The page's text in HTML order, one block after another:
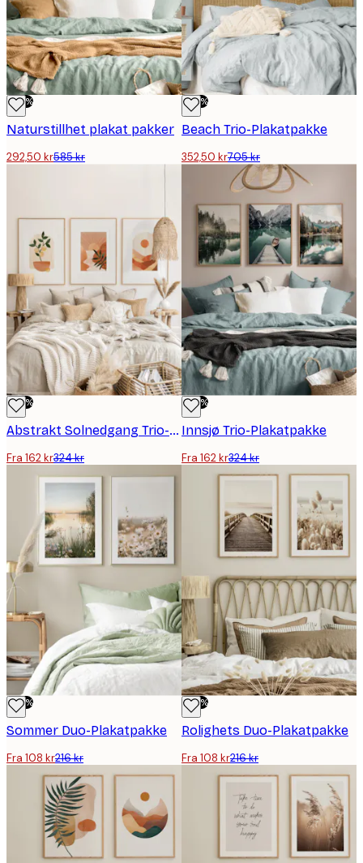
-50%
Naturstillhet plakat pakker
292,50 kr585 kr
-50%
Beach Trio-Plakatpakke
352,50 kr705 kr
-50%
Abstrakt Solnedgang Trio-Plakatpakke
Fra 162 kr324 kr
-50%
Innsjø Trio-Plakatpakke
Fra 162 kr324 kr
-50%
Sommer Duo-Plakatpakke
Fra 108 kr216 kr
-50%
Rolighets Duo-Plakatpakke
Fra 108 kr216 kr